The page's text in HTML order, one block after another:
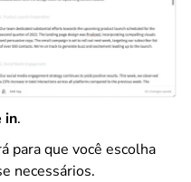
in.
para que você escolha
necessários.